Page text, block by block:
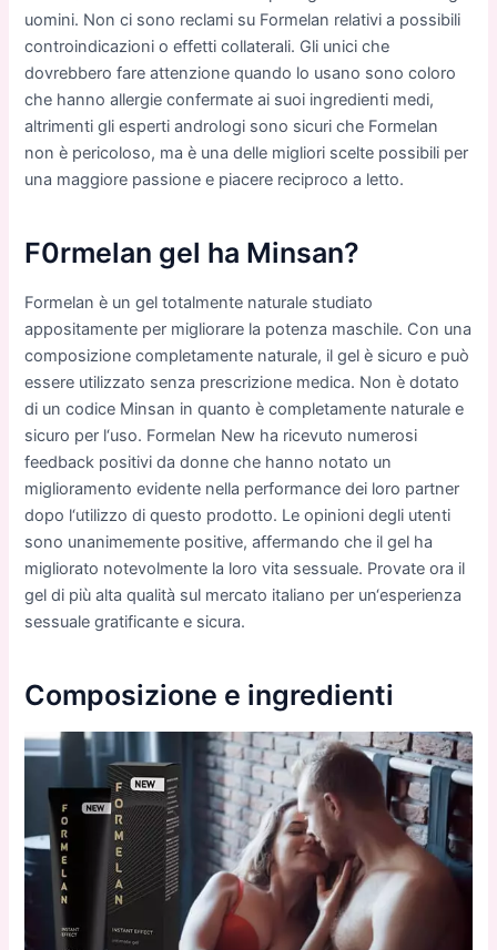
uomini. Non ci sono reclami su Formelan relativi a possibili
controindicazioni o effetti collaterali. Gli unici che
dovrebbero fare attenzione quando lo usano sono coloro
che hanno allergie confermate ai suoi ingredienti medi,
altrimenti gli esperti andrologi sono sicuri che Formelan
non è pericoloso, ma è una delle migliori scelte possibili per
una maggiore passione e piacere reciproco a letto.
F0rmelan gel ha Minsan?
Formelan è un gel totalmente naturale studiato
appositamente per migliorare la potenza maschile. Con una
composizione completamente naturale, il gelè sicuro e può
essere utilizzato senza prescrizione medica. Non è dotato
di un codice Minsan in quanto è completamente naturale e
sicuro per l‘uso. Formelan New ha ricevuto numerosi
feedback positivi da donne che hanno notato un
miglioramento evidente nella performance dei loro partner
dopo l‘utilizzo di questo prodotto. Le opinioni degli utenti
sono unanimemente positive, affermando che il gel ha
migliorato notevolmente la loro vita sessuale. Provate ora il
gel di più alta qualità sul mercato italiano per un‘esperienza
sessuale gratificante e sicura.
Composizione e ingredienti